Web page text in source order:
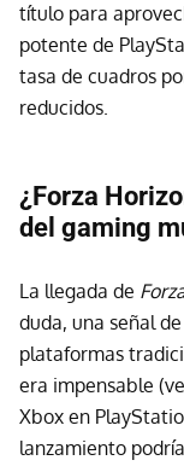
título para
potente de
tasa de cuadros
reducidos.
¿Forza
del gaming
La llegada de
duda, una señal
plataformas
era impensable
Xbox en
lanzamiento